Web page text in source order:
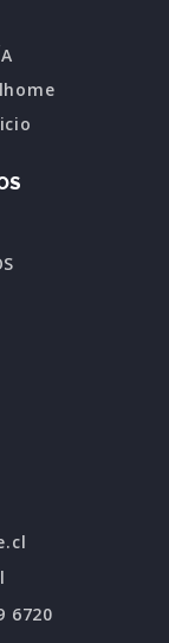
6720